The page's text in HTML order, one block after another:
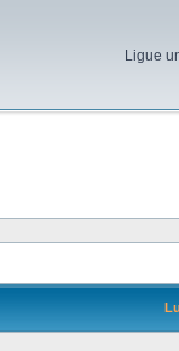
Ligue